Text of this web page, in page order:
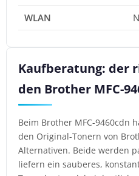
WLAN
Kaufberatung: der
den Brother MFC-
Beim Brother MFC-9460cdn
den Original-Tonern von
Alternativen. Beide werden
liefern ein sauberes,